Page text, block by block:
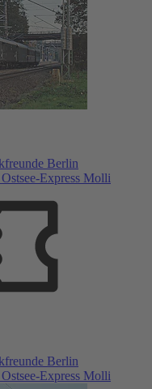
Berlin
Express Molli
Berlin
Express Molli